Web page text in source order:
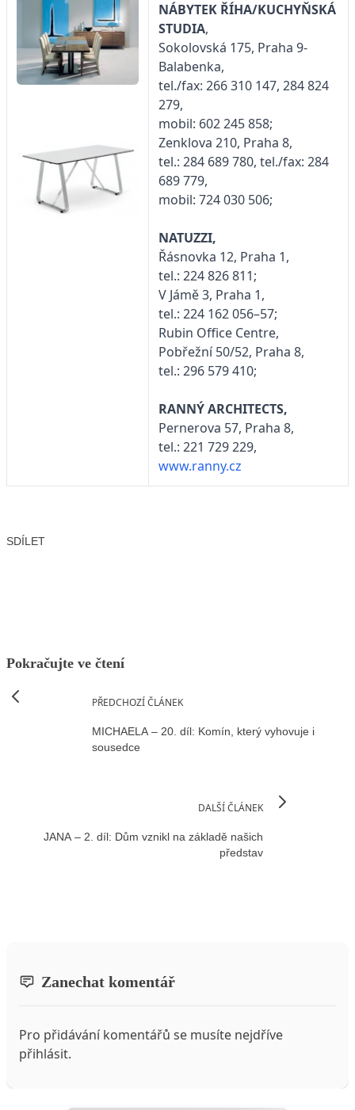
NÁBYTEK ŘÍHA/KUCHYŇSKÁ
STUDIA,
Sokolovská 175, Praha 9-
Balabenka,
tel./fax: 266 310 147, 284 824
279,
mobil: 602 245 858;
Zenklova 210, Praha 8,
tel.: 284 689 780, tel./fax: 284
689 779,
mobil: 724 030 506;
NATUZZI,
Řásnovka 12, Praha 1,
tel.: 224 826 811;
V Jámě 3, Praha 1,
tel.: 224 162 056–57;
Rubin Office Centre,
Pobřežní 50/52, Praha 8,
tel.: 296 579 410;
RANNÝ ARCHITECTS,
Pernerova 57, Praha 8,
tel.: 221 729 229,
www.ranny.cz
SDÍLET
Pokračujte ve čtení
PŘEDCHOZÍ ČLÁNEK
MICHAELA – 20. díl: Komín, který vyhovuje i
sousedce
DALŠÍ ČLÁNEK
JANA – 2. díl: Dům vznikl na základě našich
představ
Zanechat komentář
Pro přidávání komentářů se musíte nejdříve
přihlásit.